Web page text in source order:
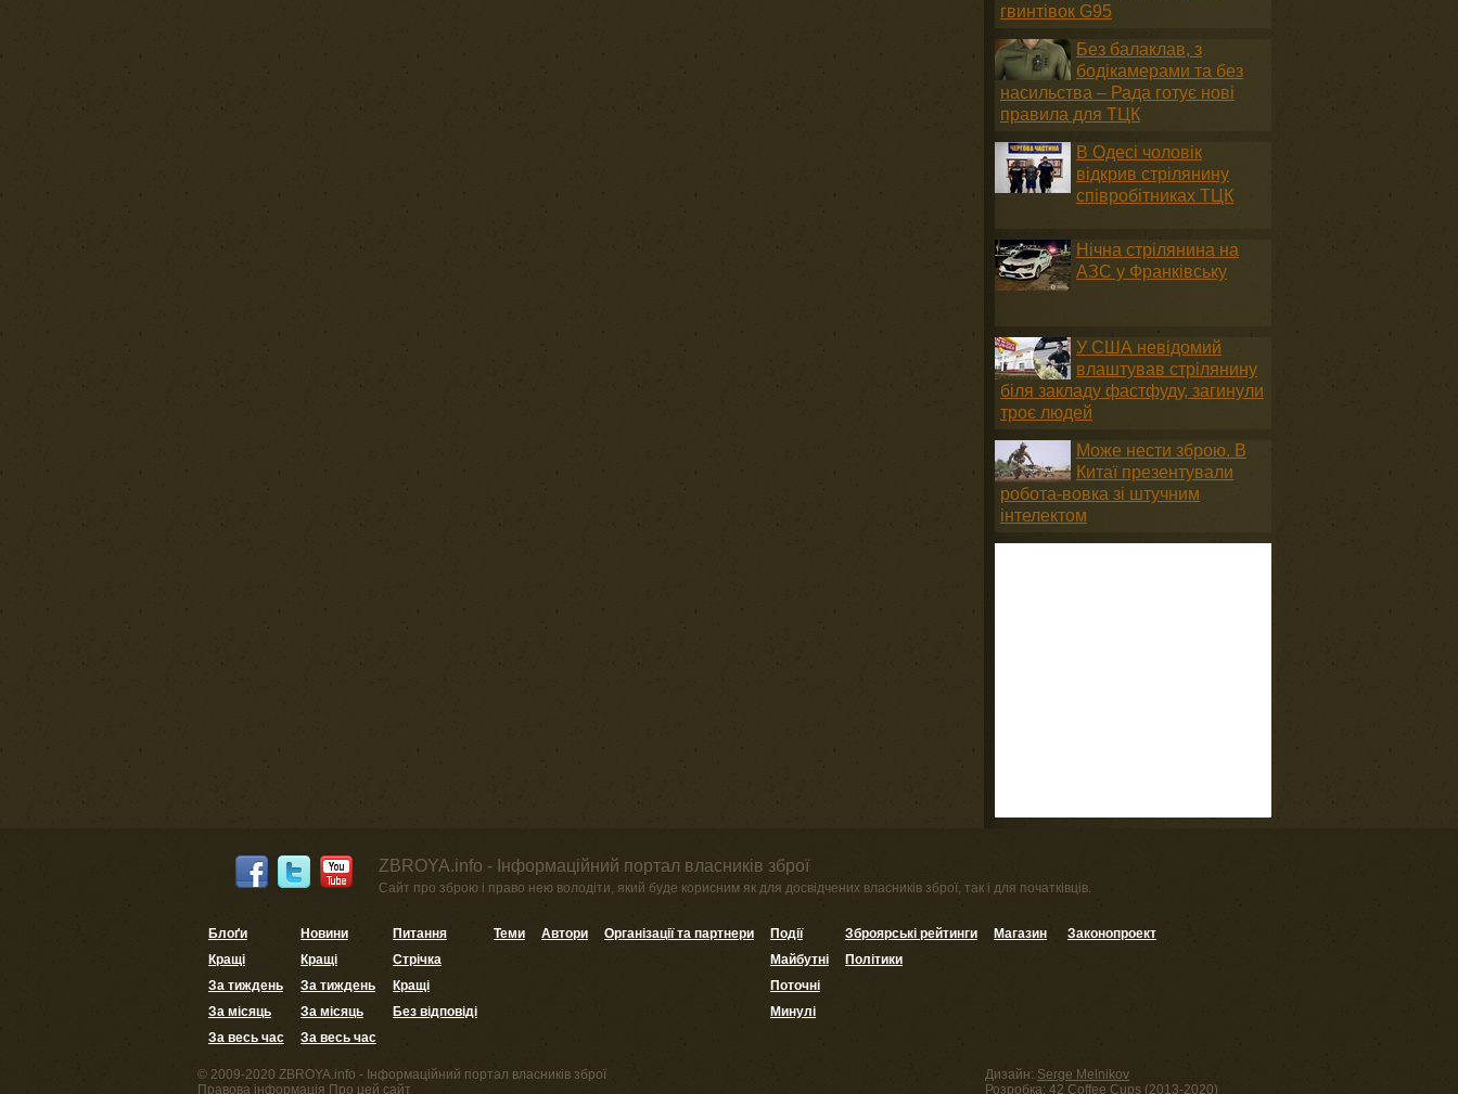
гвинтівок G95
Без балаклав, з
бодікамерами та без
насильства – Рада готує нові
правила для ТЦК
В Одесі чоловік
відкрив стрілянину
співробітниках ТЦК
Нічна стрілянина на
АЗС у Франківську
У США невідомий
влаштував стрілянину
біля закладу фастфуду, загинули
троє людей
Може нести зброю. В
Китаї презентували
робота-вовка зі штучним
інтелектом
ZBROYA.info - Інформаційний портал власників зброї
Сайт про зброю і право нею володіти, який буде корисним як для досвідчених власників зброї, так і для початківців.
Блоґи
Кращі
За тиждень
За місяць
За весь час
Новини
Кращі
За тиждень
За місяць
За весь час
Питання
Стрічка
Кращі
Без відповіді
Теми Автори Організації та партнери
Події
Майбутні
Поточні
Минулі
Зброярські рейтинги
Політики
Магазин Законопроект
© 2009-2020 ZBROYA.info - Інформаційний портал власників зброї
Правова інформація Про цей сайт
Дизайн: Serge Melnikov
Розробка: 42 Coffee Cups (2013-2020)